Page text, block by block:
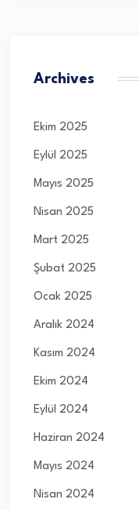
Archives
Ekim 2025
Eylül 2025
Mayıs 2025
Nisan 2025
Mart 2025
Şubat 2025
Ocak 2025
Aralık 2024
Kasım 2024
Ekim 2024
Eylül 2024
Haziran 2024
Mayıs 2024
Nisan 2024